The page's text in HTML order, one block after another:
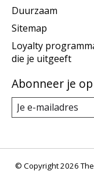
Duurzaam
Sitemap
Loyalty
die je uitgeeft
Abonneer je
© Copyright 2026